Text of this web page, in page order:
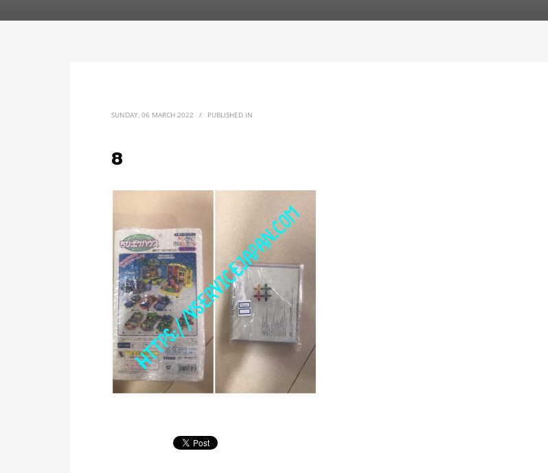
SUNDAY, 06 MARCH 2022 / PUBLISHED IN
8